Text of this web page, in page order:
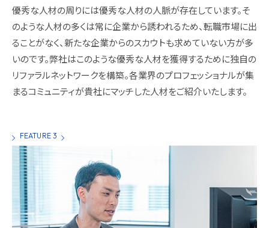
優秀な人材の周りには優秀な人材の人脈が存在しています。そ
のような人材の多くは常に企業から誘われるため、転職市場に出
ることがなく、新たな企業からのスカウトも求めていない方が多
いのです。弊社はこのような優秀な人材を獲得するために独自の
リファラルネットワークを構築。各業界のプロフェッショナルが集
まるコミュニティが貴社にマッチした人材をご紹介いたします。
FEATURE 3